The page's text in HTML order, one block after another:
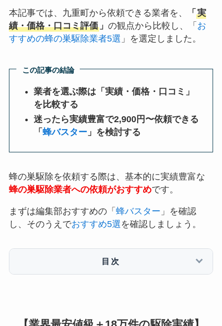
本記事では、九重町から依頼できる業者を、 「 実
績・価格・口コミ評価」 の観点から比較し、「 お
すすめの蜂の巣駆除業者5選 」を選定しました。
この記事の結論
業者を選ぶ際は「実績・価格・口コミ」
を比較する
迷ったら実績豊富で2,900円〜依頼できる
「蜂バスター 」を検討する
蜂の巣駆除を依頼する際は、基本的に実績豊富な
蜂の巣駆除業者への依頼がおすすめです。
まずは編集部おすすめの「 蜂バスター 」を確認
し、そのうえでおすすめ5選 を確認しましょう。
目次